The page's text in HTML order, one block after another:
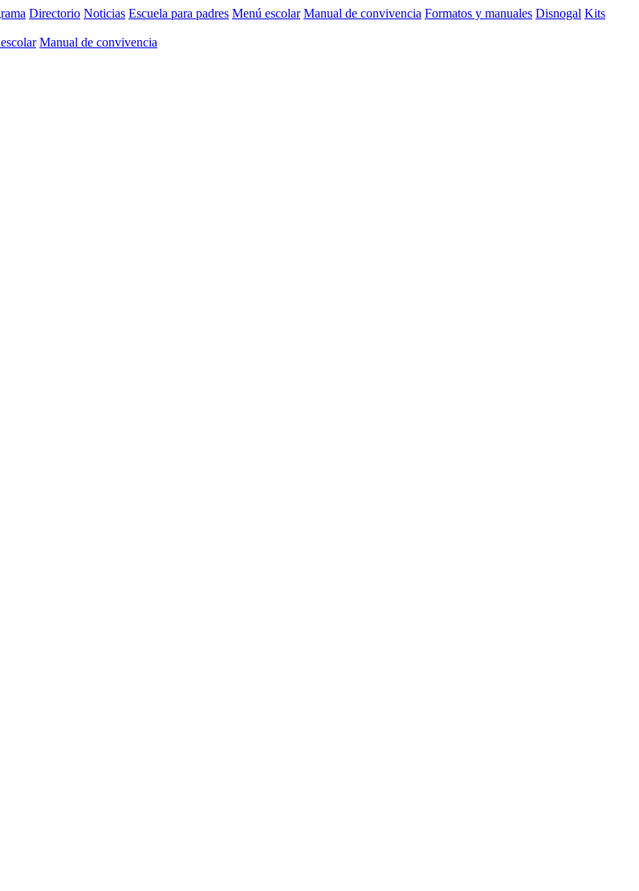
Directorio Noticias Escuela para padres Menú escolar Manual de convivencia Formatos y manuales Disnogal Kits
Manual de convivencia